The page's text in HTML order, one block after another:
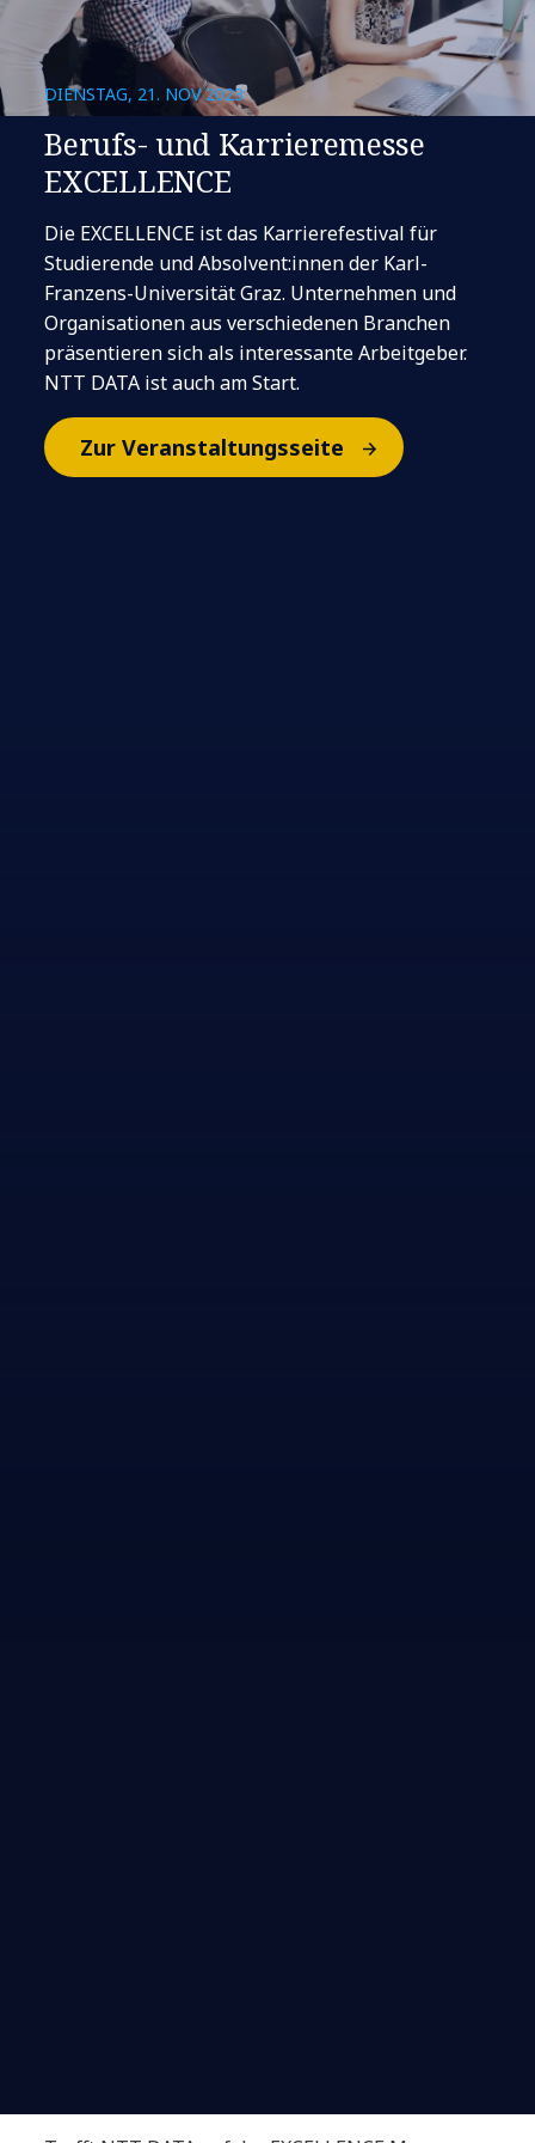
DIENSTAG, 21. NOV 2023
Berufs- und Karrieremesse
EXCELLENCE
Die EXCELLENCE ist das Karrierefestival für
Studierende und Absolvent:innen der Karl-
Franzens-Universität Graz. Unternehmen und
Organisationen aus verschiedenen Branchen
präsentieren sich als interessante Arbeitgeber.
NTT DATA ist auch am Start.
Zur Veranstaltungsseite